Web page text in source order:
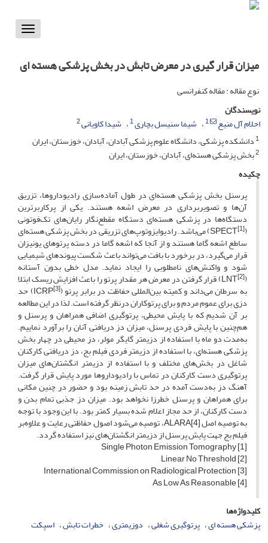
Toggle
میزان قرار گیری در معرض تابش در بخش پزشکی هسته ای
نوع مقاله : مقاله کنفرانسی
نویسندگان
احلام آل منیع
1 شیما سنیسل بچاری1 شیدا کاویانی2
1دانشکده پزشکی، دانشگاه علوم پزشکی آبادان، آبادان، خوزستان، ایران
2بخش پزشکی هسته‌ای، آبادان، خوزستان، ایران
چکیده
پرسنل بخش پزشکی هسته‌ای در طول آماده‌سازی رادیوداروها، تزریق
آن‌ها و تصویربرداری در معرض اشعه هستند. یکی از پرکاربرترین
دستگاه‌ها در پزشکی هسته‌ای دستگاه مقطع‌نگار رایان‌های تک‌فوتونی
(SPECT
[1] ) می‌باشد. رادیوایزوتوپ‌های تزریقی در بخش پزشکی هسته‌ای
ساطع اشعه گاما هستند و از آنجا که اشعه گاما در دسته پرتوهای یونیزان
قرار می‌گیرد، در برخورد با بافت می‌تواند باعث شکست پیوندهای شیمیایی
شود و واکنش‌های نامطلوبی را ایجاد نماید. مدل خطی بدون آستانه
(LNT
[2] ) قرار گرفتن در معرض هر مقدار پرتو را باعث افزایش ریسک ابتلا
به سرطان می‌داند و کمیته بین‌المللی حفاظت در برابر پرتو (ICRP[3] ) حد
دزی برای عموم مردم و برای پرتوکاران درنظر گرفته است. لذا در این مطالعه
بر آن شدیم که با پایش محیطی، پرتوگیری اضافی همراهان و پرسنل و
هم‌چنین با پایش فردی پرسنل، میزان دز دریافتی آنان را برآورد نماییم.
به‌مدت دو ماه با استفاده از دزیمتر گایگر مولر، دز محیطی در چهار بخش
پزشکی هسته‌ای، با استفاده از دزیمتر فردی فیلم بج، دز دریافتی کارکنان
شاغل در بخش‌های مختلف و با استفاده از دزیمتر انگشتان‌های میزان
پرتوگیری دست کارکنان در تماس با رادیوداروها مورد پایش قرار گرفت.
آهنگ دز به‌دست آمده در حد تابش زمینه بود و حضور در چنین مکانی
برای همراهان و پرسنل خطرزا نخواهد بود. میزان دز جذبی تمام بدن و
دست کارکنان، از حد مجاز اعلام شده بسیار کمتر بود. با این وجود با توجه
به توصیه اصل ALARA[4]، توصیه می‌شود اصول حفاظتی رعایت و علاوه‌بر
فیلم بج جهت پایش پرسنل از دزیمتر انگشتان‌های نیز استفاده گردد.
[1] Single Photon Emission Tomography
[2] Linear No Threshold
[3] International Commission on Radiological Protection
[4] As Low As Reasonable
کلیدواژه‌ها
پزشکی هسته ای پرتوگیری شغلی دوزیمتری خطرات تابش اسپکت